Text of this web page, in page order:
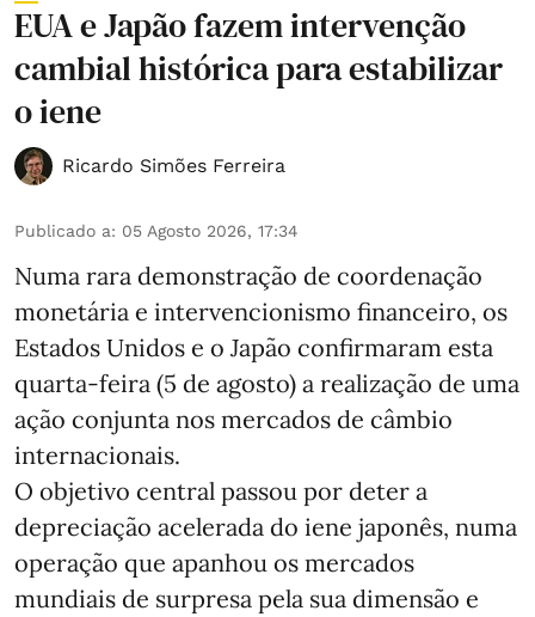
EUA e Japão fazem intervenção
cambial histórica para estabilizar
o iene
Ricardo Simões Ferreira
Publicado a: 05 Agosto 2026, 17:34
Numa rara demonstração de coordenação
monetária e intervencionismo financeiro, os
Estados Unidos e o Japão confirmaram esta
quarta-feira (5 de agosto) a realização de uma
ação conjunta nos mercados de câmbio
internacionais.
O objetivo central passou por deter a
depreciação acelerada do iene japonês, numa
operação que apanhou os mercados
mundiais de surpresa pela sua dimensão e